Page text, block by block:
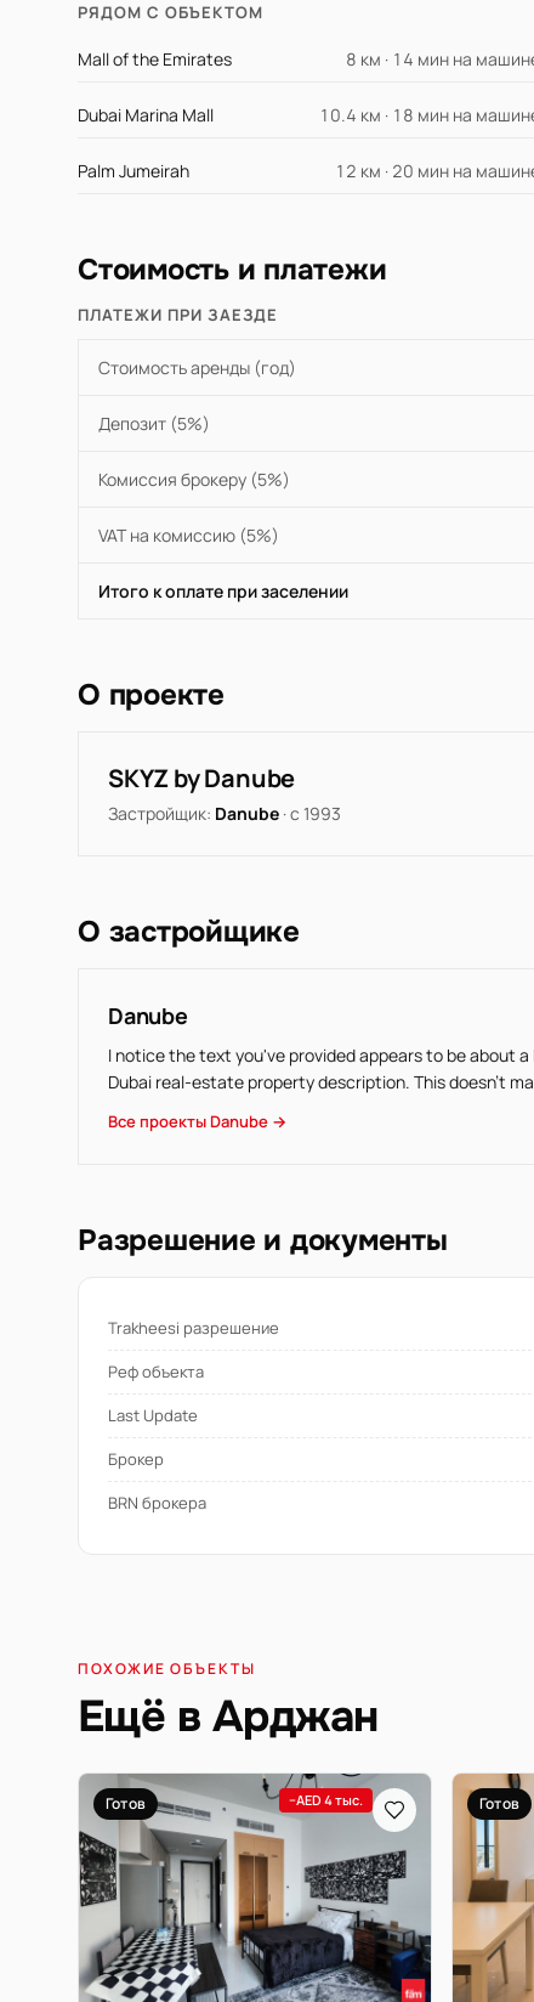
РЯДОМ С ОБЪЕКТОМ
Mall of the Emirates 8 км · 14 мин на
Dubai Marina Mall 10.4 км · 18 мин на
Palm Jumeirah 12 км · 20 мин на
Стоимость и платежи
ПЛАТЕЖИ ПРИ ЗАЕЗДЕ
Стоимость аренды (год)
Депозит (5%)
Комиссия брокеру (5%)
VAT на комиссию (5%)
Итого к оплате при заселении
О проекте
SKYZ by Danube
Застройщик: Danube · с 1993
О застройщике
Danube
I notice the text you've provided appears to be about
Dubai real-estate property description. This doesn't
Все проекты Danube →
Разрешение и документы
Trakheesi разрешение
Реф объекта
Last Update
Брокер
BRN брокера
ПОХОЖИЕ ОБЪЕКТЫ
Ещё в Арджан
Готов −AED 4 тыс. Готов